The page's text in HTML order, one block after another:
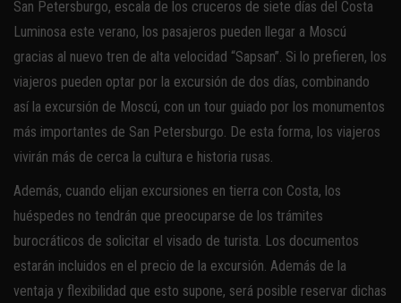
San Petersburgo, escala de los cruceros de siete días del Costa
Luminosa este verano, los pasajeros pueden llegar a Moscú
gracias al nuevo tren de alta velocidad “Sapsan”. Si lo prefieren, los
viajeros pueden optar por la excursión de dos días, combinando
así la excursión de Moscú, con un tour guiado por los monumentos
más importantes de San Petersburgo. De esta forma, los viajeros
vivirán más de cerca la cultura e historia rusas.
Además, cuando elijan excursiones en tierra con Costa, los
huéspedes no tendrán que preocuparse de los trámites
burocráticos de solicitar el visado de turista. Los documentos
estarán incluidos en el precio de la excursión. Además de la
ventaja y flexibilidad que esto supone, será posible reservar dichas